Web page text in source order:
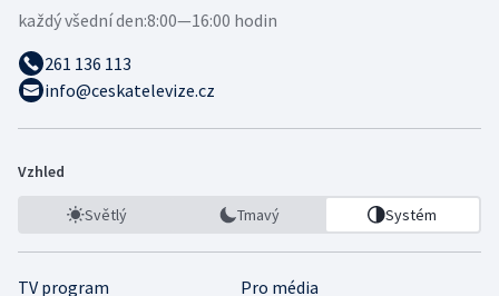
každý všední den:8:00—16:00 hodin
261 136 113
info@ceskatelevize.cz
Vzhled
Světlý Tmavý Systém
TV program Pro média